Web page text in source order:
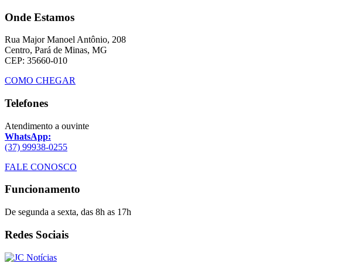
Onde Estamos
Rua Major Manoel Antônio, 208
Centro, Pará de Minas, MG
CEP: 35660-010
COMO CHEGAR
Telefones
Atendimento a ouvinte
WhatsApp:
(37) 99938-0255
FALE CONOSCO
Funcionamento
De segunda a sexta, das 8h as 17h
Redes Sociais